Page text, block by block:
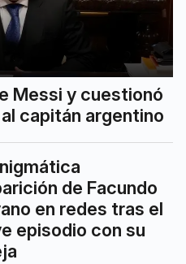
Messi y cuestionó
capitán argentino
de Facundo
en redes tras el
episodio con su